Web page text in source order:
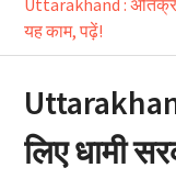
Uttarakhand :
यह काम, पढ़ें!
लिए धामी